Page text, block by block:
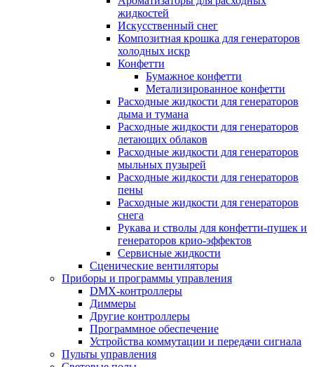
жидкостей
Искусственный снег
Композитная крошка для генераторов
холодных искр
Конфетти
Бумажное конфетти
Метализированное конфетти
Расходные жидкости для генераторов
дыма и тумана
Расходные жидкости для генераторов
летающих облаков
Расходные жидкости для генераторов
мыльных пузырей
Расходные жидкости для генераторов
пены
Расходные жидкости для генераторов
снега
Рукава и стволы для конфетти-пушек и
генераторов крио-эффектов
Сервисные жидкости
Сценические вентиляторы
Приборы и программы управления
DMX-контроллеры
Диммеры
Другие контроллеры
Программное обеспечение
Устройства коммутации и передачи сигнала
Пульты управления